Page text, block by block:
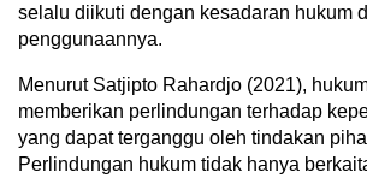
selalu diikuti dengan kesadaran hukum
penggunaannya.
Menurut Satjipto Rahardjo (2021),
memberikan perlindungan terhadap
yang dapat terganggu oleh tindakan
Perlindungan hukum tidak hanya